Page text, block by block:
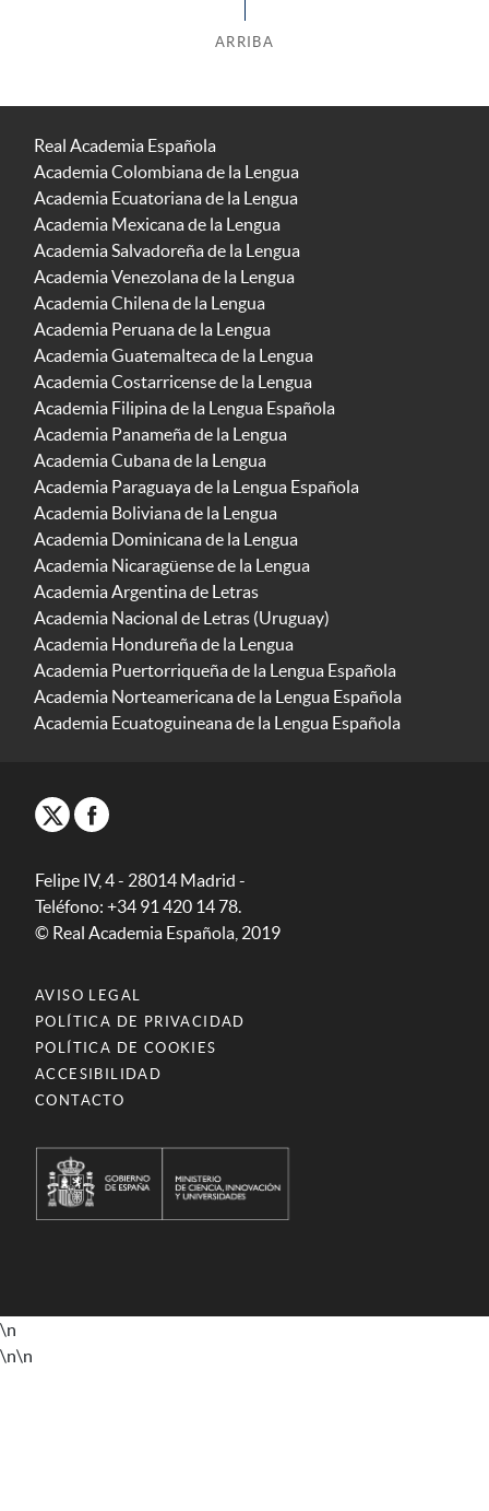
ARRIBA
Real Academia Española
Academia Colombiana de la Lengua
Academia Ecuatoriana de la Lengua
Academia Mexicana de la Lengua
Academia Salvadoreña de la Lengua
Academia Venezolana de la Lengua
Academia Chilena de la Lengua
Academia Peruana de la Lengua
Academia Guatemalteca de la Lengua
Academia Costarricense de la Lengua
Academia Filipina de la Lengua Española
Academia Panameña de la Lengua
Academia Cubana de la Lengua
Academia Paraguaya de la Lengua Española
Academia Boliviana de la Lengua
Academia Dominicana de la Lengua
Academia Nicaragüense de la Lengua
Academia Argentina de Letras
Academia Nacional de Letras (Uruguay)
Academia Hondureña de la Lengua
Academia Puertorriqueña de la Lengua Española
Academia Norteamericana de la Lengua Española
Academia Ecuatoguineana de la Lengua Española
Felipe IV, 4 - 28014 Madrid -
Teléfono: +34 91 420 14 78.
© Real Academia Española, 2019
AVISO LEGAL
POLÍTICA DE PRIVACIDAD
POLÍTICA DE COOKIES
ACCESIBILIDAD
CONTACTO
\n
\n\n